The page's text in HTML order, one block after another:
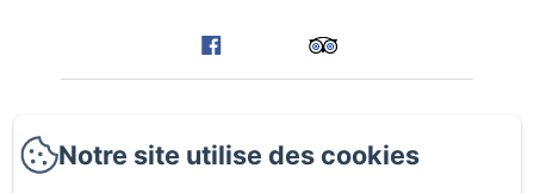
Notre site utilise des cookies